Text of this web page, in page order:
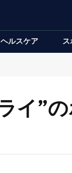
ヘルスケア ス
イ”